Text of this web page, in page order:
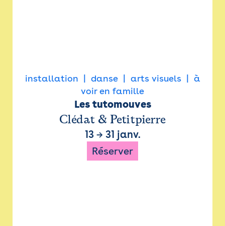
installation danse arts visuels
à
voir en famille
Les tutomouves
Clédat & Petitpierre
13→ 31 janv.
Réserver